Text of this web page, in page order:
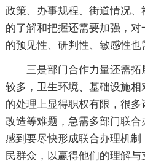
政策、办事规程、街道情况
的了解和把握还需要加强，
的预见性、研判性、敏感性也
三是部门合作力量还需
较多，卫生环境、基础设施
的处理上显得职权有限，很
改造等难题，急需多部门联
感到要尽快形成联合办理机
民群众，以赢得他们的理解